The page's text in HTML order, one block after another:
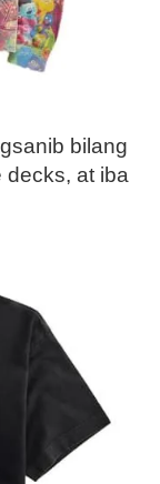
bilang
decks, at iba